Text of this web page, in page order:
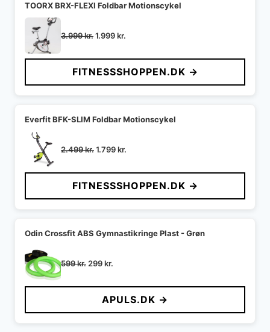
TOORX BRX-FLEXI Foldbar Motionscykel
3.999kr.Den
pris
var:
3.999 kr..
1.999kr.
pris
er:
1.999 kr..
FITNESSSHOPPEN.DK →
Everfit BFK-SLIM Foldbar Motionscykel
2.499kr.Den
pris
var:
2.499 kr..
1.799kr.
pris
er:
1.799 kr..
FITNESSSHOPPEN.DK →
Odin Crossfit ABS Gymnastikringe Plast - Grøn
599kr. Den
pris
599 kr..
299kr.
pris
er:
299 kr..
APULS.DK →